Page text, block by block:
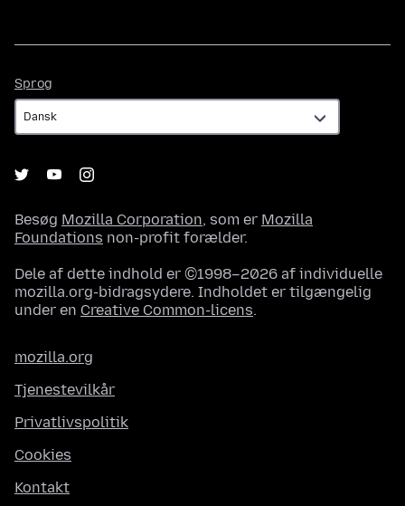
Sprog
Besøg Mozilla Corporation, som er Mozilla
Foundations non-profit forælder.
Dele af dette indhold er ©1998–2026 af individuelle
mozilla.org-bidragsydere. Indholdet er tilgængelig
under en Creative Common-licens.
mozilla.org
Tjenestevilkår
Privatlivspolitik
Cookies
Kontakt